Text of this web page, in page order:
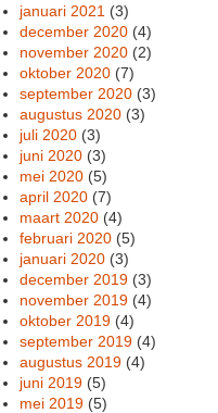
januari 2021 (3)
december 2020 (4)
november 2020 (2)
oktober 2020 (7)
september 2020 (3)
augustus 2020 (3)
juli 2020 (3)
juni 2020 (3)
mei 2020 (5)
april 2020 (7)
maart 2020 (4)
februari 2020 (5)
januari 2020 (3)
december 2019 (3)
november 2019 (4)
oktober 2019 (4)
september 2019 (4)
augustus 2019 (4)
juni 2019 (5)
mei 2019 (5)